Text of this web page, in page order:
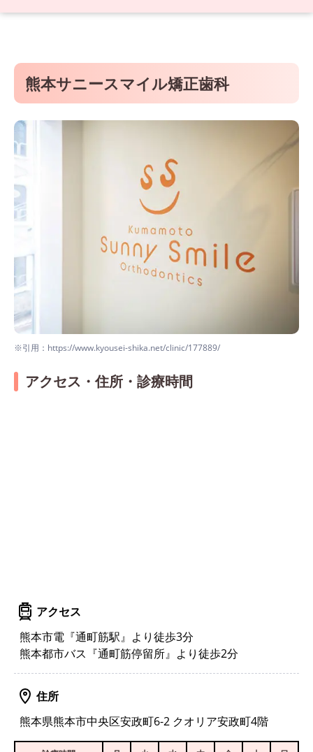
熊本サニースマイル矯正歯科
※引用：https://www.kyousei-shika.net/clinic/177889/
アクセス・住所・診療時間
アクセス
熊本市電『通町筋駅』より徒歩3分
熊本都市バス『通町筋停留所』より徒歩2分
住所
熊本県熊本市中央区安政町6-2 クオリア安政町4階